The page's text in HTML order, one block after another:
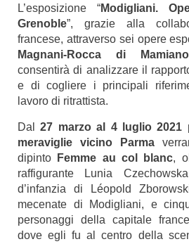
L’esposizione “Modigliani.
Grenoble”, grazie alla
francese, attraverso sei opere
Magnani-Rocca di
consentirà di analizzare il
e di cogliere i principali
lavoro di ritrattista.
Dal27 marzo al 4 luglio 2021
meraviglie vicino Parma
dipinto
Femme au col blanc,
raffigurante Lunia
d’infanzia di Léopold
mecenate di Modigliani, e
personaggi della capitale
dove egli fu al centro della